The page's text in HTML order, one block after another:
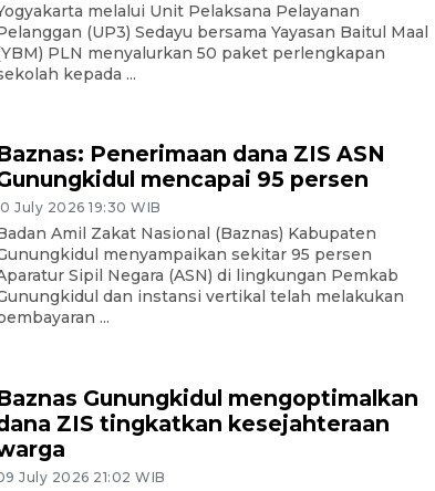
melalui Unit Pelaksana Pelayanan
(UP3) Sedayu bersama Yayasan Baitul Maal
PLN menyalurkan 50 paket perlengkapan
kepada ...
Penerimaan dana ZIS ASN
mencapai 95 persen
July 2026 19:30 WIB
Amil Zakat Nasional (Baznas) Kabupaten
menyampaikan sekitar 95 persen
Sipil Negara (ASN) di lingkungan Pemkab
dan instansi vertikal telah melakukan
...
Gunungkidul mengoptimalkan
ZIS tingkatkan kesejahteraan
July 2026 21:02 WIB